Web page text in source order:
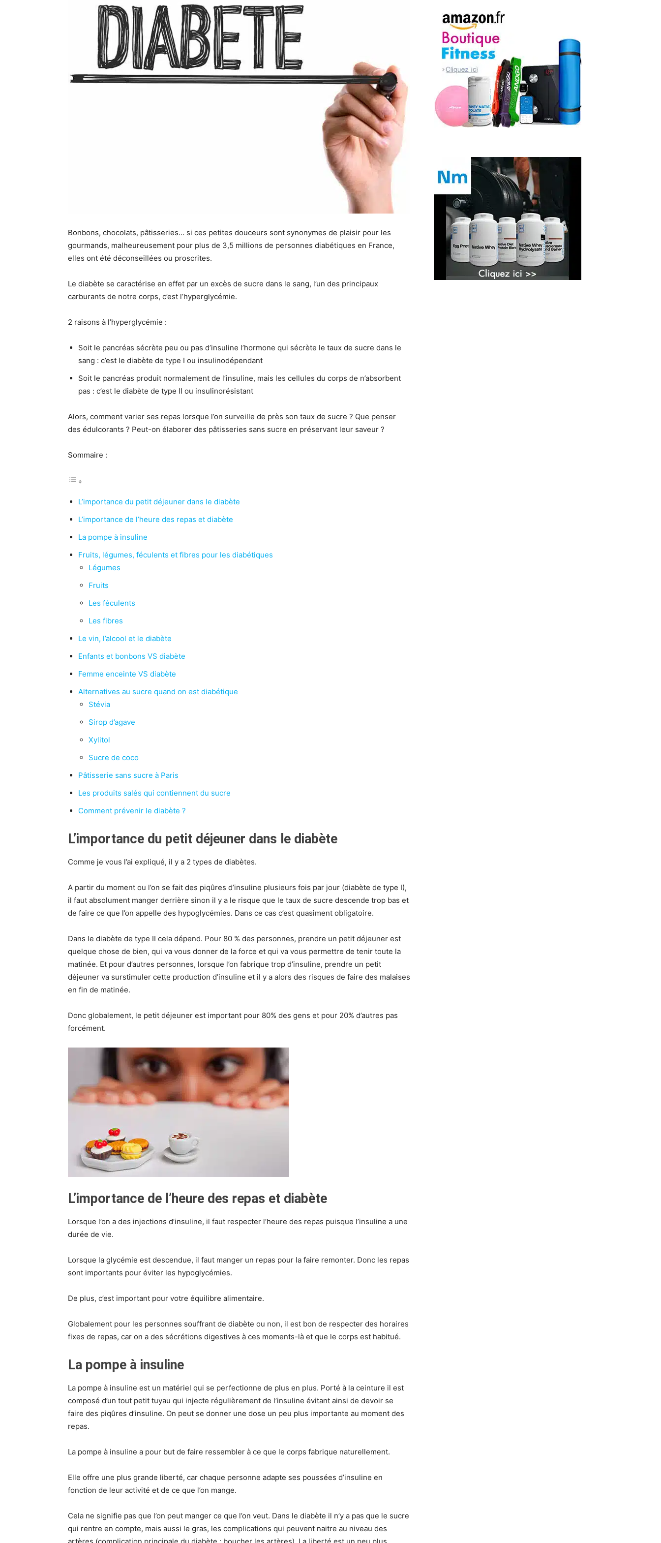
Bonbons, chocolats, pâtisseries… si ces petites douceurs sont synonymes de plaisir pour les
gourmands, malheureusement pour plus de 3,5 millions de personnes diabétiques en France,
elles ont été déconseillées ou proscrites.
Le diabète se caractérise en effet par un excès de sucre dans le sang, l’un des principaux
carburants de notre corps, c’est l’hyperglycémie.
2 raisons à l’hyperglycémie :
Soit le pancréas sécrète peu ou pas d’insuline l’hormone qui sécrète le taux de sucre dans le
sang : c’est le diabète de type I ou insulinodépendant
Soit le pancréas produit normalement de l’insuline, mais les cellules du corps de n’absorbent
pas : c’est le diabète de type II ou insulinorésistant
Alors, comment varier ses repas lorsque l’on surveille de près son taux de sucre ? Que penser
des édulcorants ? Peut-on élaborer des pâtisseries sans sucre en préservant leur saveur ?
Sommaire :
L’importance du petit déjeuner dans le diabète
L’importance de l’heure des repas et diabète
La pompe à insuline
Fruits, légumes, féculents et fibres pour les diabétiques
Légumes
Fruits
Les féculents
Les fibres
Le vin, l’alcool et le diabète
Enfants et bonbons VS diabète
Femme enceinte VS diabète
Alternatives au sucre quand on est diabétique
Stévia
Sirop d’agave
Xylitol
Sucre de coco
Pâtisserie sans sucre à Paris
Les produits salés qui contiennent du sucre
Comment prévenir le diabète ?
L’importance du petit déjeuner dans le diabète
Comme je vous l’ai expliqué, il y a 2 types de diabètes.
A partir du moment ou l’on se fait des piqûres d’insuline plusieurs fois par jour (diabète de type I),
il faut absolument manger derrière sinon il y a le risque que le taux de sucre descende trop bas et
de faire ce que l’on appelle des hypoglycémies. Dans ce cas c’est quasiment obligatoire.
Dans le diabète de type II cela dépend. Pour 80 % des personnes, prendre un petit déjeuner est
quelque chose de bien, qui va vous donner de la force et qui va vous permettre de tenir toute la
matinée. Et pour d’autres personnes, lorsque l’on fabrique trop d’insuline, prendre un petit
déjeuner va surstimuler cette production d’insuline et il y a alors des risques de faire des malaises
en fin de matinée.
Donc globalement, le petit déjeuner est important pour 80% des gens et pour 20% d’autres pas
forcément.
L’importance de l’heure des repas et diabète
Lorsque l’on a des injections d’insuline, il faut respecter l’heure des repas puisque l’insuline a une
durée de vie.
Lorsque la glycémie est descendue, il faut manger un repas pour la faire remonter. Donc les repas
sont importants pour éviter les hypoglycémies.
De plus, c’est important pour votre équilibre alimentaire.
Globalement pour les personnes souffrant de diabète ou non, il est bon de respecter des horaires
fixes de repas, car on a des sécrétions digestives à ces moments-là et que le corps est habitué.
La pompe à insuline
La pompe à insuline est un matériel qui se perfectionne de plus en plus. Porté à la ceinture il est
composé d’un tout petit tuyau qui injecte régulièrement de l’insuline évitant ainsi de devoir se
faire des piqûres d’insuline. On peut se donner une dose un peu plus importante au moment des
repas.
La pompe à insuline a pour but de faire ressembler à ce que le corps fabrique naturellement.
Elle offre une plus grande liberté, car chaque personne adapte ses poussées d’insuline en
fonction de leur activité et de ce que l’on mange.
Cela ne signifie pas que l’on peut manger ce que l’on veut. Dans le diabète il n’y a pas que le sucre
qui rentre en compte, mais aussi le gras, les complications qui peuvent naitre au niveau des